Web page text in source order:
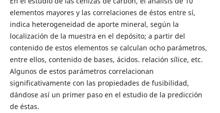
elementos mayores y las correlaciones de éstos entre sí,
indica heterogeneidad de aporte mineral, según la
localización de la muestra en el depósito; a partir del
contenido de estos elementos se calculan ocho parámetros,
entre ellos, contenido de bases, ácidos. relación sílice, etc.
Algunos de estos parámetros correlacionan
significativamente con las propiedades de fusibilidad,
dándose así un primer paso en el estudio de la predicción
de éstas.